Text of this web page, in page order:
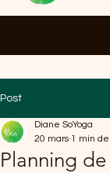
Post
Planning
Diane SoYoga
20 mars 1 min